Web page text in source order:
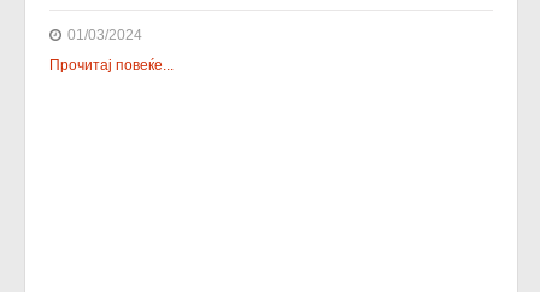
01/03/2024
Прочитај повеќе...